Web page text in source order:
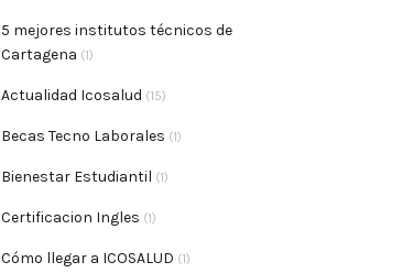
5 mejores institutos técnicos de
Cartagena (1)
Actualidad Icosalud (15)
Becas Tecno Laborales (1)
Bienestar Estudiantil (1)
Certificacion Ingles (1)
Cómo llegar a ICOSALUD (1)